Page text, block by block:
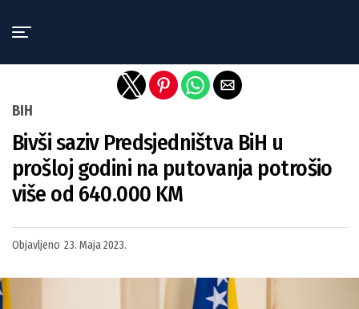
BIH
Bivši saziv Predsjedništva BiH u
prošloj godini na putovanja potrošio
više od 640.000 KM
Objavljeno 23. Maja 2023.